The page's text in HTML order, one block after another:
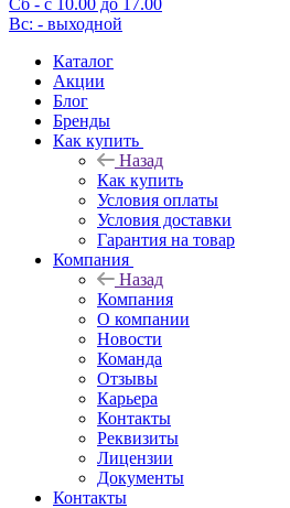
Сб - с 10.00 до 17.00
Вс: - выходной
Каталог
Акции
Блог
Бренды
Как купить
Назад
Как купить
Условия оплаты
Условия доставки
Гарантия на товар
Компания
Назад
Компания
О компании
Новости
Команда
Отзывы
Карьера
Контакты
Реквизиты
Лицензии
Документы
Контакты